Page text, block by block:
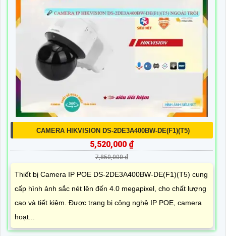
CAMERA HIKVISION DS-2DE3A400BW-DE(F1)(T5)
5,520,000 ₫
7,850,000 ₫
Thiết bị Camera IP POE DS-2DE3A400BW-DE(F1)(T5) cung
cấp hình ảnh sắc nét lên đến 4.0 megapixel, cho chất lượng
cao và tiết kiệm. Được trang bị công nghệ IP POE, camera
hoạt...